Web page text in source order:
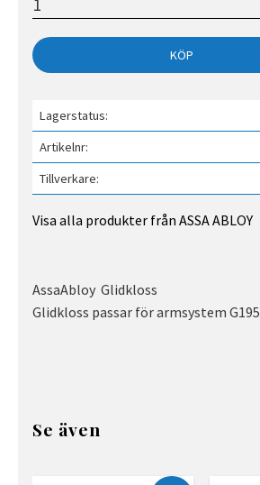
KÖP
Lagerstatus
Artikelnr
Tillverkare
Visa alla produkter från ASSA ABLOY
AssaAbloy Glidkloss
Glidkloss passar för armsystem G195
Se även